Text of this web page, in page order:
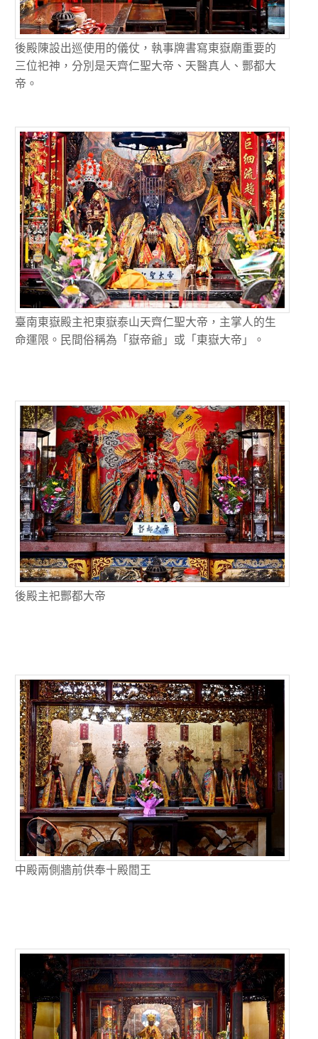
後殿陳設出巡使用的儀仗，執事牌書寫東嶽廟重要的
三位祀神，分別是天齊仁聖大帝、天醫真人、酆都大
帝。
臺南東嶽殿主祀東嶽泰山天齊仁聖大帝，主掌人的生
命運限。民間俗稱為「嶽帝爺」或「東嶽大帝」。
後殿主祀酆都大帝
中殿兩側牆前供奉十殿閻王